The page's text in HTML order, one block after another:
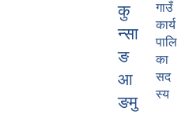
कु
न्सा
ङ
आ
ङमु
गाउँ
कार्य
पालि
का
सद
स्य